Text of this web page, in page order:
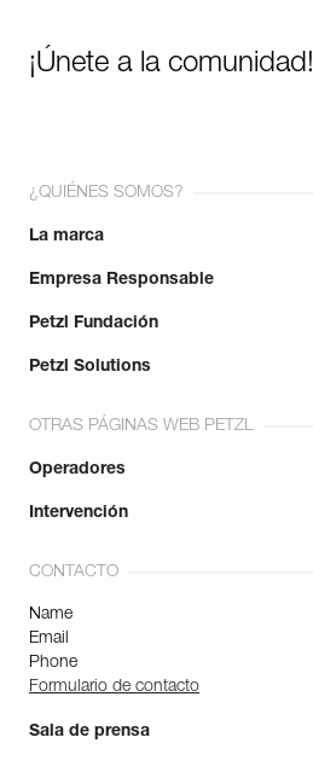
¡Únete a la comunidad!
¿QUIÉNES SOMOS?
La marca
Empresa Responsable
Petzl Fundación
Petzl Solutions
OTRAS PÁGINAS WEB PETZL
Operadores
Intervención
CONTACTO
Name
Email
Phone
Formulario de contacto
Sala de prensa